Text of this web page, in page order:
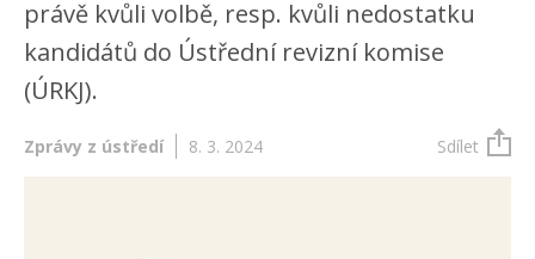
právě kvůli volbě, resp. kvůli nedostatku
kandidátů do Ústřední revizní komise
(ÚRKJ).
Zprávy z ústředí 8. 3. 2024 Sdílet